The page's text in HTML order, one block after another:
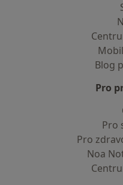
Blog
Pro
Pro
Pro
Noa